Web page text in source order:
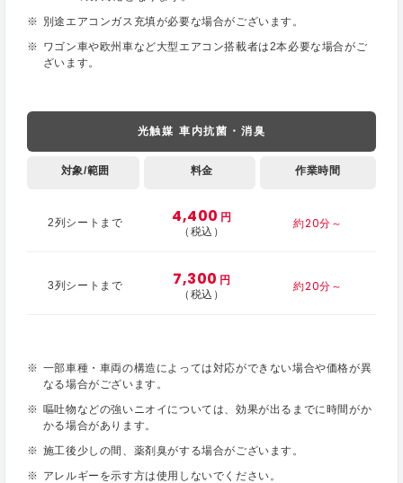
別途エアコンガス充填が必要な場合がございます。
ワゴン車や欧州車など大型エアコン搭載者は2本必要な場合がご
ざいます。
光触媒 車内抗菌・消臭
対象/範囲 料金 作業時間
2列シートまで 4,400 円
（税込）
約20分～
3列シートまで 7,300 円
（税込）
約20分～
一部車種・車両の構造によっては対応ができない場合や価格が異
なる場合がございます。
嘔吐物などの強いニオイについては、効果が出るまでに時間がか
かる場合があります。
施工後少しの間、薬剤臭がする場合がございます。
アレルギーを示す方は使用しないでください。